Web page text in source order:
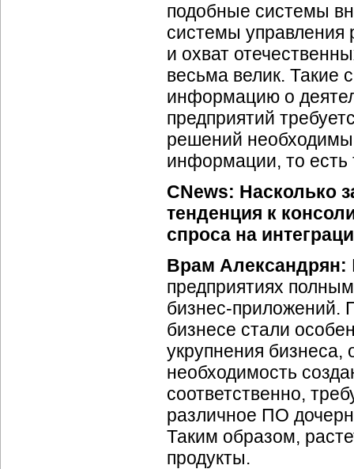
подобные системы
системы управления
и охват
весьма велик. Такие
информацию о
предприятий
решений необходимы
информации, то
CNews: Насколько
тенденция к
спроса на
Врам Александрян:
предприятиях
бизнес-приложений.
бизнесе стали
укрупнения бизнеса,
необходимость
соответственно,
различное ПО
Таким образом,
продукты.